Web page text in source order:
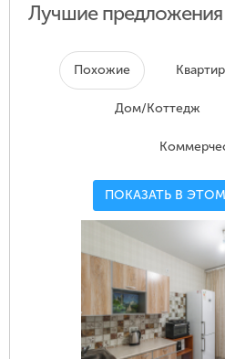
Лучшие предложения
Похожие
Дом/Коттедж
ПОКАЗАТЬ В